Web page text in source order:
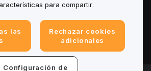
para compartir.
las
Rechazar cookies
adicionales
Configuración de